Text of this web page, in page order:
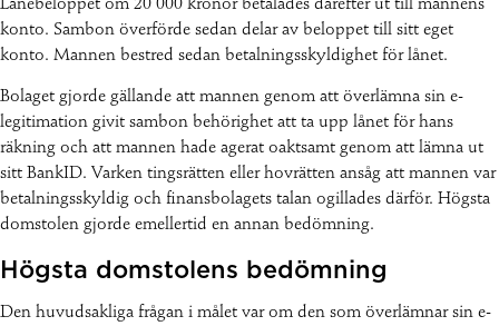
Lånebeloppet om 20 000 kronor betalades därefter ut till mannens
konto. Sambon överförde sedan delar av beloppet till sitt eget
konto. Mannen bestred sedan betalningsskyldighet för lånet.
Bolaget gjorde gällande att mannen genom att överlämna sin e-
legitimation givit sambon behörighet att ta upp lånet för hans
räkning och att mannen hade agerat oaktsamt genom att lämna ut
sitt BankID. Varken tingsrätten eller hovrätten ansåg att mannen var
betalningsskyldig och finansbolagets talan ogillades därför. Högsta
domstolen gjorde emellertid en annan bedömning.
Högsta domstolens bedömning
Den huvudsakliga frågan i målet var om den som överlämnar sin e-